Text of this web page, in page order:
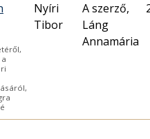
Nyíri
Tibor
A szerző,
Láng
Annamária